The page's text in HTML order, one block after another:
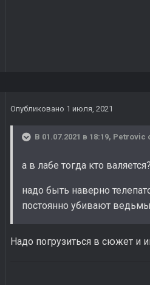
Опубликовано 1 июля, 2021
В 01.07.2021 в 18:19, Petrovic
а в лабе тогда кто
надо быть наверно
постоянно убивают
Надо погрузиться в сюжет и